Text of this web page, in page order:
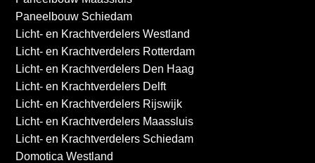
Paneelbouw Schiedam
Licht- en Krachtverdelers Westland
Licht- en Krachtverdelers Rotterdam
Licht- en Krachtverdelers Den Haag
Licht- en Krachtverdelers Delft
Licht- en Krachtverdelers Rijswijk
Licht- en Krachtverdelers Maassluis
Licht- en Krachtverdelers Schiedam
Domotica Westland